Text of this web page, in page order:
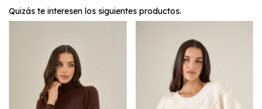
Quizás te interesen los siguientes productos.